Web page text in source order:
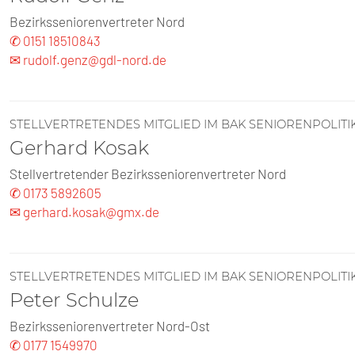
Bezirksseniorenvertreter Nord
✆ 0151 18510843
✉ rudolf.genz@gdl-nord.de
STELLVERTRETENDES MITGLIED IM BAK
Gerhard Kosak
Stellvertretender Bezirksseniorenvertreter Nord
✆ 0173 5892605
✉ gerhard.kosak@gmx.de
STELLVERTRETENDES MITGLIED IM BAK
Peter Schulze
Bezirksseniorenvertreter Nord-Ost
✆ 0177 1549970